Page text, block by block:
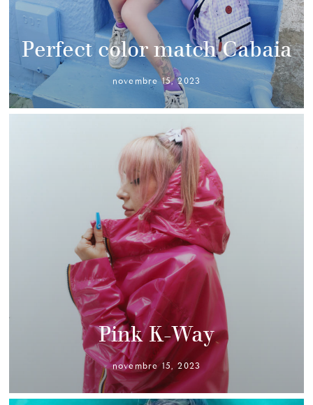
Perfect color match Cabaia
novembre 15, 2023
Pink K-Way
novembre 15, 2023